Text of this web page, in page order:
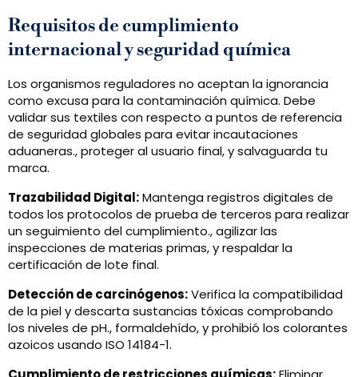
Requisitos de cumplimiento
internacional y seguridad química
Los organismos reguladores no aceptan la ignorancia
como excusa para la contaminación química. Debe
validar sus textiles con respecto a puntos de referencia
de seguridad globales para evitar incautaciones
aduaneras., proteger al usuario final, y salvaguarda tu
marca.
Trazabilidad Digital:Mantenga registros digitales de
todos los protocolos de prueba de terceros para realizar
un seguimiento del cumplimiento., agilizar las
inspecciones de materias primas, y respaldar la
certificación de lote final.
Detección de carcinógenos:Verifica la compatibilidad
de la piel y descarta sustancias tóxicas comprobando
los niveles de pH., formaldehído, y prohibió los colorantes
azoicos usando ISO 14184-1.